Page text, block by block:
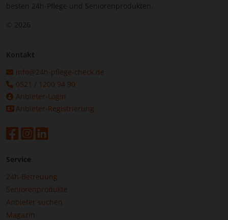
besten 24h-Pflege und Seniorenprodukten.
Kontakt
info@24h-pflege-check.de
0521 / 1200 94 90
Anbieter-Login
Anbieter-Registrierung
Service
24h-Betreuung
Seniorenprodukte
Anbieter suchen
Magazin